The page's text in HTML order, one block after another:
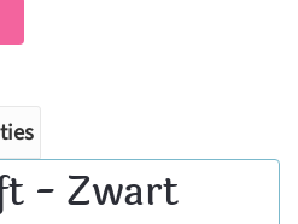
- Zwart